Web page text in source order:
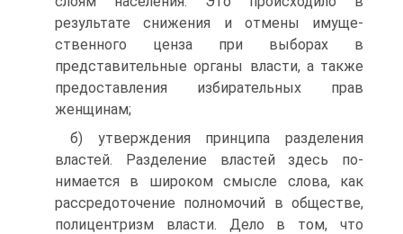
результате снижения и отмены имуще­
ственного ценза при выборах в
представительные органы власти, а также
предо­ставления избирательных прав
женщинам;
б) утверждения принципа разделения
властей. Разделение властей здесь по­
нимается в широком смысле слова, как
рассредоточение полномочий в обществе,
полицентризм власти. Дело в том, что